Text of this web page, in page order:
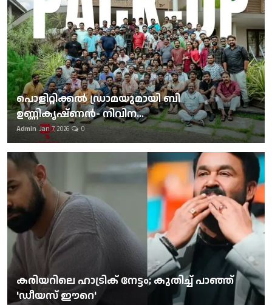
പൊളിറ്റിക്കല്‍ ഡ്രാമയുമായി ബി
ഉണ്ണികൃഷ്ണന്‍- നിവിന...
Admin Jan 7, 2026 0
കരിയറിലെ ഹാട്രിക് നേട്ടം; കുതിച്ച് പാഞ്ഞ്
'ഡീയസ് ഈറെ'